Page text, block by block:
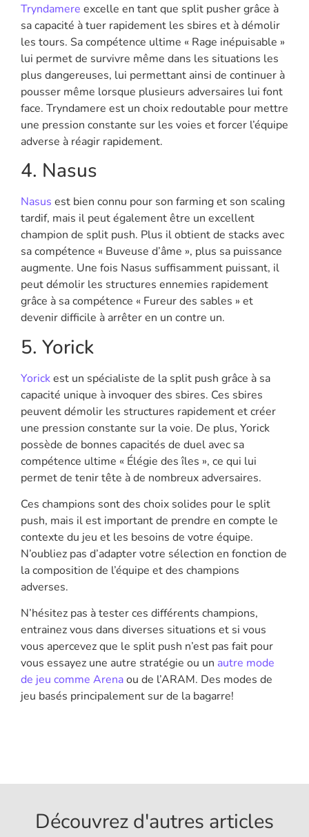
Tryndamere excelle en tant que split pusher grâce à
sa capacité à tuer rapidement les sbires et à démolir
les tours. Sa compétence ultime « Rage inépuisable »
lui permet de survivre même dans les situations les
plus dangereuses, lui permettant ainsi de continuer à
pousser même lorsque plusieurs adversaires lui font
face. Tryndamere est un choix redoutable pour mettre
une pression constante sur les voies et forcer l’équipe
adverse à réagir rapidement.
4. Nasus
Nasus est bien connu pour son farming et son scaling
tardif, mais il peut également être un excellent
champion de split push. Plus il obtient de stacks avec
sa compétence « Buveuse d’âme », plus sa puissance
augmente. Une fois Nasus suffisamment puissant, il
peut démolir les structures ennemies rapidement
grâce à sa compétence « Fureur des sables » et
devenir difficile à arrêter en un contre un.
5. Yorick
Yorickest un spécialiste de la split push grâce à sa
capacité unique à invoquer des sbires. Ces sbires
peuvent démolir les structures rapidement et créer
une pression constante sur la voie. De plus, Yorick
possède de bonnes capacités de duel avec sa
compétence ultime « Élégie des îles », ce qui lui
permet de tenir tête à de nombreux adversaires.
Ces champions sont des choix solides pour le split
push, mais il est important de prendre en compte le
contexte du jeu et les besoins de votre équipe.
N’oubliez pas d’adapter votre sélection en fonction de
la composition de l’équipe et des champions
adverses.
N’hésitez pas à tester ces différents champions,
entrainez vous dans diverses situations et si vous
vous apercevez que le split push n’est pas fait pour
vous essayez une autre stratégie ou un autre mode
de jeu comme Arenaou de l’ARAM. Des modes de
jeu basés principalement sur de la bagarre!
Découvrez d'autres articles